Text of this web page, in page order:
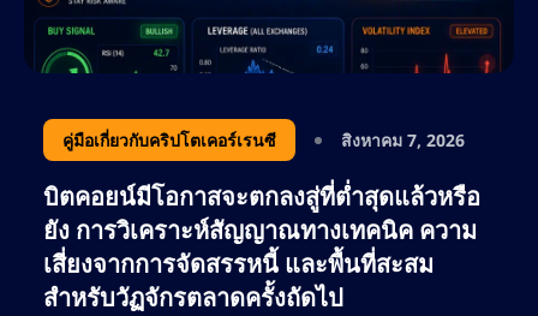
วางแผนคอนเทนต์เชิงกลยุทธ์ และการวิเคราะห์
คู่แข่ง เพื่อให้มั่นใจว่า AltSignals ยังคงเป็นผู้นำ
ด้วยความหลงใหลในด้านการเงิน เทคโนโลยี
บล็อกเชน และการตลาดที่ขับเคลื่อนด้วยข้อมูล
เนทยังคงขยายขอบเขตในวงการ SEO อย่างต่อ
เนื่อง ช่วยให้แบรนด์ต่างๆ เพิ่มการมองเห็นทาง
ออนไลน์ให้สูงสุด และดึงดูดกลุ่มลูกค้าที่ภักดีทั้ง
เทรดเดอร์และนักลงทุน
คู่มือเกี่ยวกับคริปโตเคอร์เรนซี สิงหาคม 7, 2026
บิตคอยน์มีโอกาสจะตกลงสู่ที่ต่ำสุดแล้วหรือ
ยัง การวิเคราะห์สัญญาณทางเทคนิค ความ
เสี่ยงจากการจัดสรรหนี้ และพื้นที่สะสม
สำหรับวัฏจักรตลาดครั้งถัดไป